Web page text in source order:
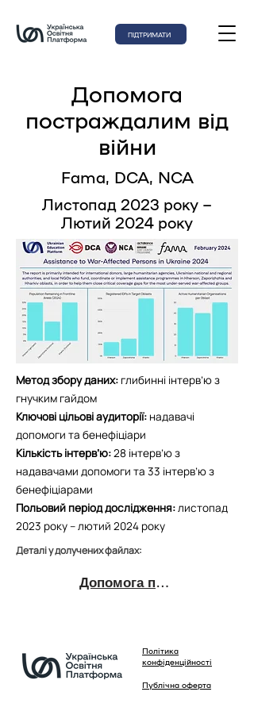
ПІДТРИМАТИ
Допомога
постраждалим від
війни
Fama, DCA, NCA
Листопад 2023 року –
Лютий 2024 року
Метод збору даних: глибинні інтерв’ю з
гнучким гайдом
Ключові цільові аудиторії: надавачі
допомоги та бенефіціари
Кількість інтерв’ю:28 інтерв’ю з
надавачами допомоги та 33 інтерв’ю з
бенефіціарами
Польовий період дослідження:листопад
2023 року – лютий 2024 року
Деталі у долучених файлах:
Допомога постраждалим від війни
Політика
конфіденційності
Публічна оферта